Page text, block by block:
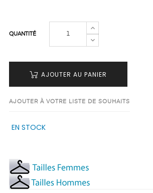
QUANTITÉ
AJOUTER AU PANIER
AJOUTER À VOTRE LISTE DE SOUHAITS
EN STOCK